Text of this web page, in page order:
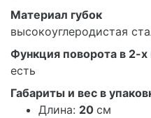
Материал губок
высокоуглеродистая
Функция поворота в 2-х
есть
Габариты и вес в
Длина: 20 см